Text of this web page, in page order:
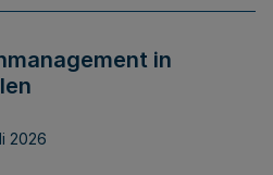
in
2026